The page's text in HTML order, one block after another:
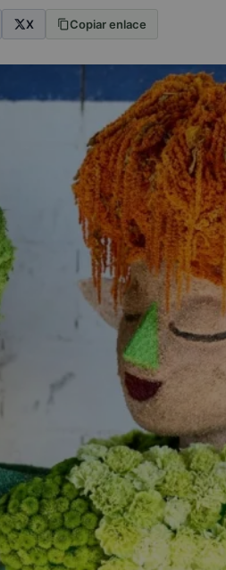
X Copiar enlace